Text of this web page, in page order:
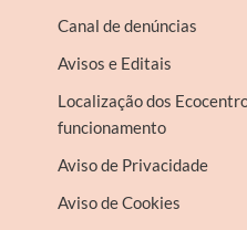
Canal de denúncias
Avisos e Editais
Localização dos
funcionamento
Aviso de Privacidade
Aviso de Cookies